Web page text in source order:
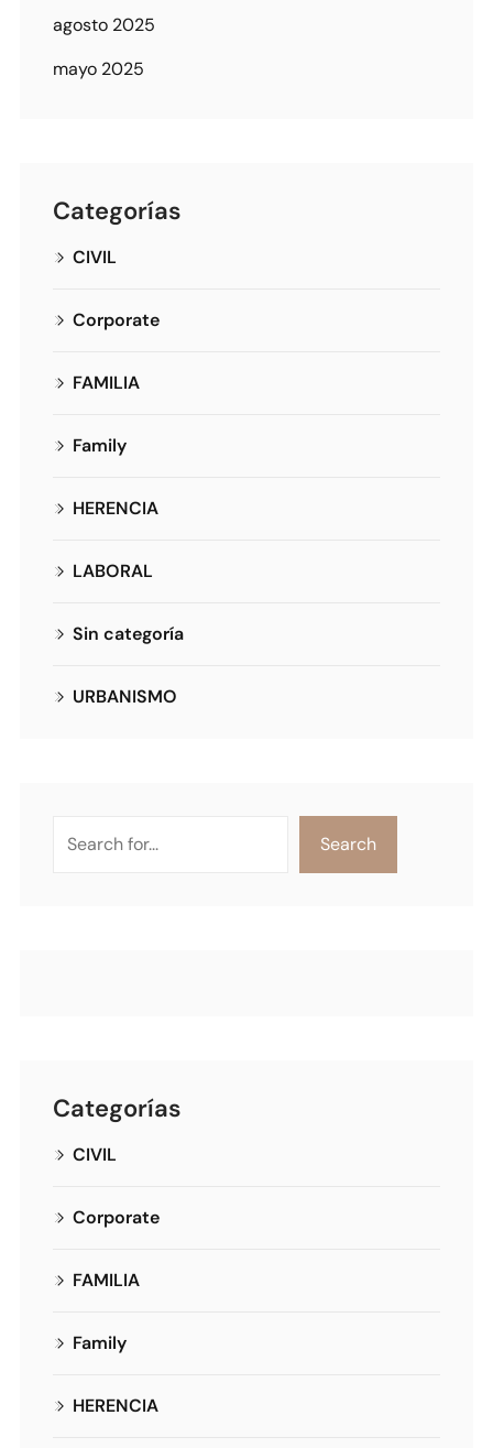
agosto 2025
mayo 2025
Categorías
CIVIL
Corporate
FAMILIA
Family
HERENCIA
LABORAL
Sin categoría
URBANISMO
Search
Categorías
CIVIL
Corporate
FAMILIA
Family
HERENCIA